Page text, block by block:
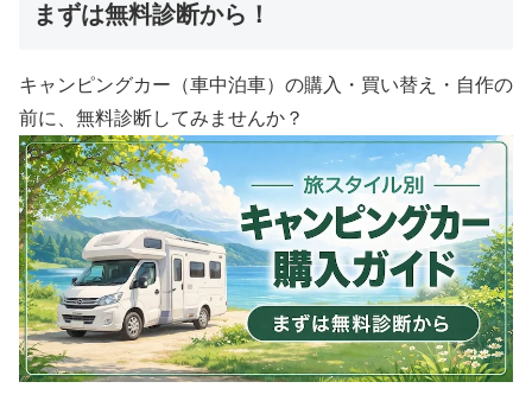
まずは無料診断から！
キャンピングカー（車中泊車）の購入・買い替え・自作の
前に、無料診断してみませんか？